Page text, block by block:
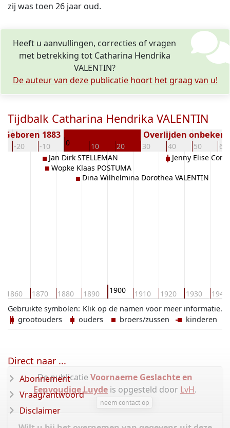
zij was toen 26 jaar oud.
Heeft u aanvullingen, correcties of vragen
met betrekking tot Catharina Hendrika
VALENTIN?
De auteur van deze publicatie hoort het graag van u!
Tijdbalk Catharina Hendrika VALENTIN
-20 -10 0 10 20 30 40 50 60
Geboren 1883 Overlijden
1860 1870 1880 1890 1900 1910 1920 1930 1940
Jan Dirk STELLEMAN
Wopke Klaas POSTUMA
Dina Wilhelmina Dorothea VALENTIN
Jenny Elise
Klik op de namen voor meer informatie.
Gebruikte symbolen:
grootouders
ouders broers/zussen kinderen
De publicatie Voornaeme Geslachte en
Eenvoudige Luyde is opgesteld door LvH.
neem contact op
Direct naar ...
Abonnement
Vraag/antwoord
Disclaimer